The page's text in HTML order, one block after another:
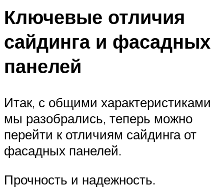
Ключевые отличия
сайдинга и фасадных
панелей
Итак, с общими характеристиками
мы разобрались, теперь можно
перейти к отличиям сайдинга от
фасадных панелей.
Прочность и надежность.